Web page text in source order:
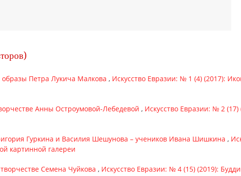
Петра Лукича Малкова , Искусство Евразии: № 1 (4) (2017):
Анны Остроумовой-Лебедевой , Искусство Евразии: № 2
Гуркина и Василия Шешунова – учеников Ивана Шишкина ,
картинной галереи
Семена Чуйкова , Искусство Евразии: № 4 (15) (2019):